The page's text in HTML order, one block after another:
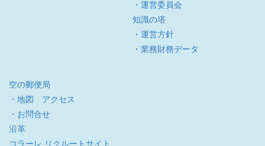
・運営委員会
知識の塔
・運営方針
・業務財務データ
空の郵便局
・地図 アクセス
・お問合せ
沿革
コラーレ リクルートサイト